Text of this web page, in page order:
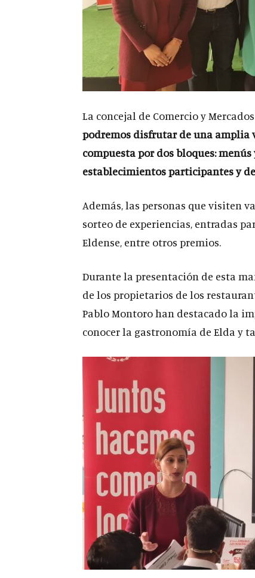
La concejal de Comercio y
podremos disfrutar de una amplia
compuesta por dos bloques:
establecimientos participantes y
Además, las personas que visiten
sorteo de experiencias, entradas
Eldense, entre otros premios.
Durante la presentación de esta
de los propietarios de los
Pablo Montoro han destacado la
conocer la gastronomía de Elda y